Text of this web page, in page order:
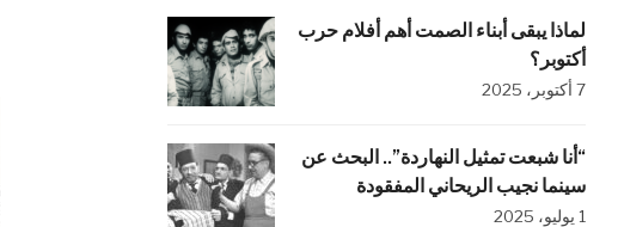
لماذا يبقى أبناء الصمت أهم أفلام حرب
أكتوبر؟
7 أكتوبر، 2025
“أنا شبعت تمثيل النهاردة”.. البحث عن
سينما نجيب الريحاني المفقودة
1 يوليو، 2025